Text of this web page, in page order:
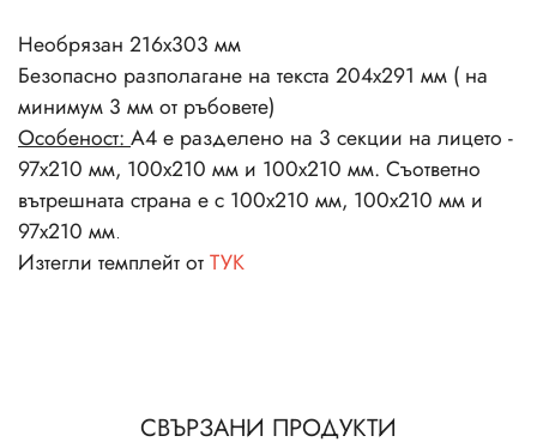
Необрязан 216х303 мм
Безопасно разполагане на текста 204х291 мм ( на
минимум 3 мм от ръбовете)
Особеност:А4 е разделено на 3 секции на лицето -
97х210 мм, 100х210 мм и 100х210 мм. Съответно
вътрешната страна е с 100х210 мм, 100х210 мм и
97х210 мм.
Изтегли темплейт отТУК
СВЪРЗАНИ ПРОДУКТИ